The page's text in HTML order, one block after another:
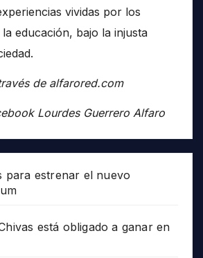
vividas por los
educación, bajo la injusta
de alfarored.com
Lourdes Guerrero Alfaro
para estrenar el nuevo
está obligado a ganar en